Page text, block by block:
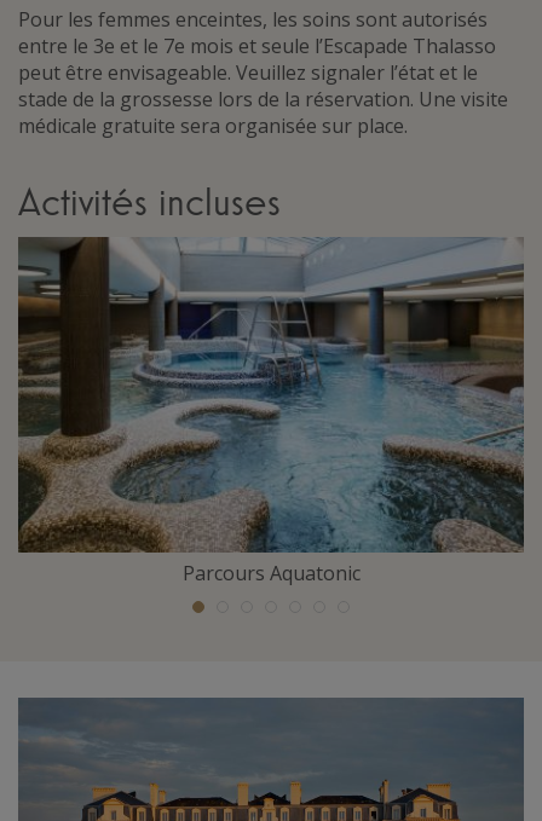
Pour les femmes enceintes, les soins sont autorisés
entre le 3e et le 7e mois et seule l’Escapade Thalasso
peut être envisageable. Veuillez signaler l’état et le
stade de la grossesse lors de la réservation. Une visite
médicale gratuite sera organisée sur place.
Activités incluses
Parcours Aquatonic